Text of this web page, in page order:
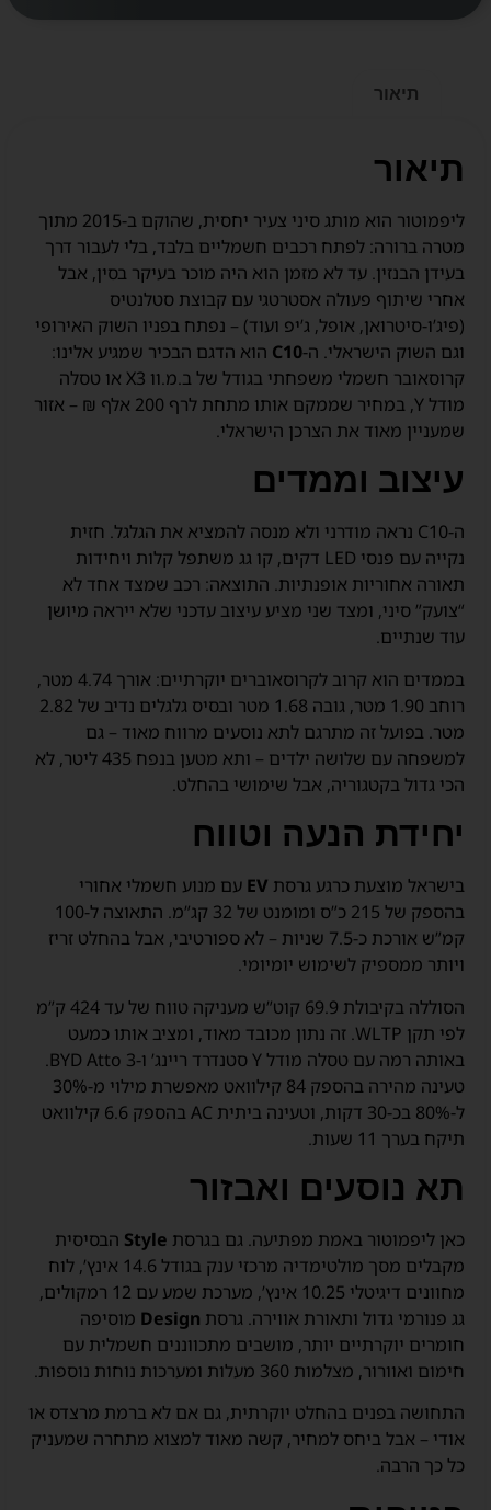
תיאור
תיאור
ליפמוטור הוא מותג סיני צעיר יחסית, שהוקם ב-2015 מתוך
מטרה ברורה: לפתח רכבים חשמליים בלבד, בלי לעבור דרך
בעידן הבנזין. עד לא מזמן הוא היה מוכר בעיקר בסין, אבל
אחרי שיתוף פעולה אסטרטגי עם קבוצת סטלנטיס
(פיג’ו-סיטרואן, אופל, ג’יפ ועוד) – נפתח בפניו השוק האירופי
וגם השוק הישראלי. ה-C10 הוא הדגם הבכיר שמגיע אלינו:
קרוסאובר חשמלי משפחתי בגודל של ב.מ.וו X3 או טסלה
מודל Y, במחיר שממקם אותו מתחת לרף 200 אלף ₪ – אזור
שמעניין מאוד את הצרכן הישראלי.
עיצוב וממדים
ה-C10 נראה מודרני ולא מנסה להמציא את הגלגל. חזית
נקייה עם פנסי LED דקים, קו גג משתפל קלות ויחידות
תאורה אחוריות אופנתיות. התוצאה: רכב שמצד אחד לא
“צועק” סיני, ומצד שני מציע עיצוב עדכני שלא ייראה מיושן
עוד שנתיים.
בממדים הוא קרוב לקרוסאוברים יוקרתיים: אורך 4.74 מטר,
רוחב 1.90 מטר, גובה 1.68 מטר ובסיס גלגלים נדיב של 2.82
מטר. בפועל זה מתרגם לתא נוסעים מרווח מאוד – גם
למשפחה עם שלושה ילדים – ותא מטען בנפח 435 ליטר, לא
הכי גדול בקטגוריה, אבל שימושי בהחלט.
יחידת הנעה וטווח
בישראל מוצעת כרגע גרסת EV עם מנוע חשמלי אחורי
בהספק של 215 כ”ס ומומנט של 32 קג”מ. התאוצה ל-100
קמ”ש אורכת כ-7.5 שניות – לא ספורטיבי, אבל בהחלט זריז
ויותר ממספיק לשימוש יומיומי.
הסוללה בקיבולת 69.9 קוט”ש מעניקה טווח של עד 424 ק”מ
לפי תקן WLTP. זה נתון מכובד מאוד, ומציב אותו כמעט
באותה רמה עם טסלה מודל Y סטנדרד ריינג’ ו-BYD Atto 3.
טעינה מהירה בהספק 84 קילוואט מאפשרת מילוי מ-30%
ל-80% בכ-30 דקות, וטעינה ביתית AC בהספק 6.6 קילוואט
תיקח בערך 11 שעות.
תא נוסעים ואבזור
כאן ליפמוטור באמת מפתיעה. גם בגרסת Style הבסיסית
מקבלים מסך מולטימדיה מרכזי ענק בגודל 14.6 אינץ’, לוח
מחוונים דיגיטלי 10.25 אינץ’, מערכת שמע עם 12 רמקולים,
גג פנורמי גדול ותאורת אווירה. גרסת Design מוסיפה
חומרים יוקרתיים יותר, מושבים מתכווננים חשמלית עם
חימום ואוורור, מצלמות 360 מעלות ומערכות נוחות נוספות.
התחושה בפנים בהחלט יוקרתית, גם אם לא ברמת מרצדס או
אודי – אבל ביחס למחיר, קשה מאוד למצוא מתחרה שמעניק
כל כך הרבה.